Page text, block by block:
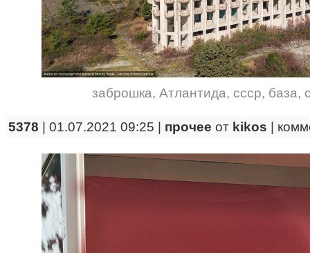
заброшка, Атлантида, ссср, база,
5378 | 01.07.2021 09:25 | прочее от kikos